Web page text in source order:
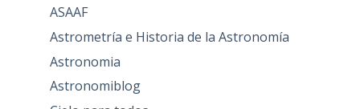
ASAAF
Astrometría e Historia de la Astronomía
Astronomia
Astronomiblog